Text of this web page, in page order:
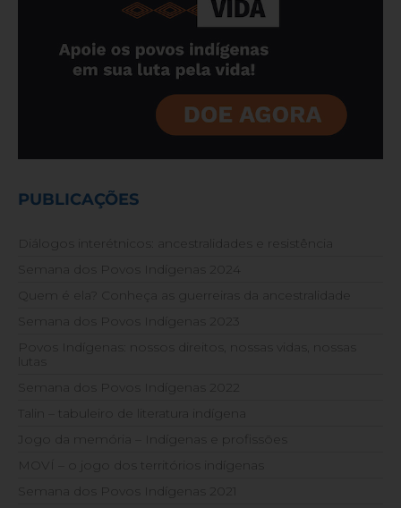
PUBLICAÇÕES
Diálogos interétnicos: ancestralidades e resistência
Semana dos Povos Indígenas 2024
Quem é ela? Conheça as guerreiras da ancestralidade
Semana dos Povos Indígenas 2023
Povos Indígenas: nossos direitos, nossas vidas, nossas
lutas
Semana dos Povos Indígenas 2022
Talin – tabuleiro de literatura indígena
Jogo da memória – Indígenas e profissões
MOVÍ – o jogo dos territórios indígenas
Semana dos Povos Indígenas 2021